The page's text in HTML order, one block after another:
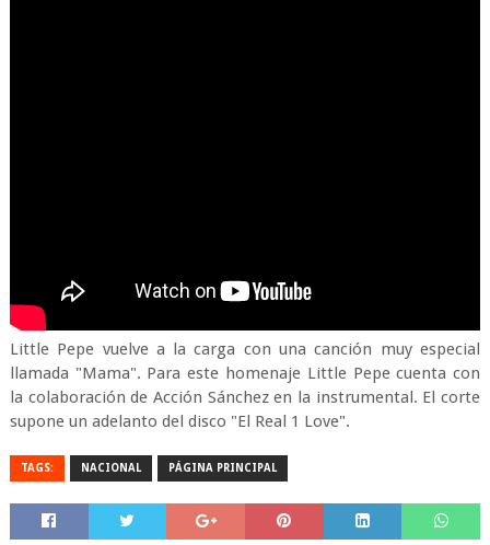
Little Pepe vuelve a la carga con una canción muy especial
llamada "Mama". Para este homenaje Little Pepe cuenta con
la colaboración de Acción Sánchez en la instrumental. El corte
supone un adelanto del disco "El Real 1 Love".
TAGS: NACIONAL PÁGINA PRINCIPAL